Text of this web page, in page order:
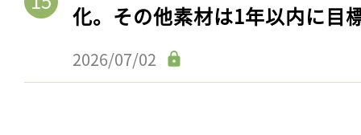
化。その他素材は1年以内に目
2026/07/02